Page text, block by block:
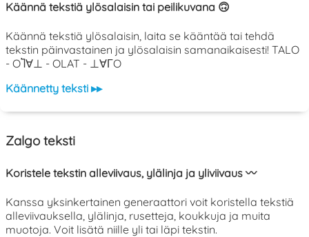
Käännä tekstiä ylösalaisin tai peilikuvana 🙃
Käännä tekstiä ylösalaisin, laita se kääntää tai tehdä
tekstin päinvastainen ja ylösalaisin samanaikaisesti! TALO
- OႨ∀⊥ - OLAT - ⊥∀ΓO
Käännetty teksti ▸▸
Zalgo teksti
Koristele tekstin alleviivaus, ylälinja ja yliviivaus 〰️
Kanssa yksinkertainen generaattori voit koristella tekstiä
alleviivauksella, ylälinja, rusetteja, koukkuja ja muita
muotoja. Voit lisätä niille yli tai läpi tekstin.